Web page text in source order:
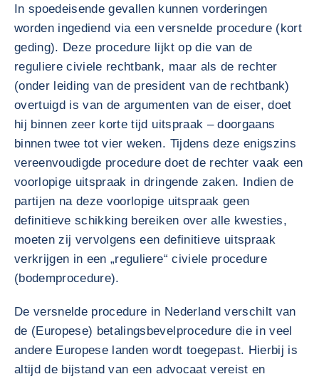
In spoedeisende gevallen kunnen vorderingen
worden ingediend via een versnelde procedure (kort
geding). Deze procedure lijkt op die van de
reguliere civiele rechtbank, maar als de rechter
(onder leiding van de president van de rechtbank)
overtuigd is van de argumenten van de eiser, doet
hij binnen zeer korte tijd uitspraak – doorgaans
binnen twee tot vier weken. Tijdens deze enigszins
vereenvoudigde procedure doet de rechter vaak een
voorlopige uitspraak in dringende zaken. Indien de
partijen na deze voorlopige uitspraak geen
definitieve schikking bereiken over alle kwesties,
moeten zij vervolgens een definitieve uitspraak
verkrijgen in een „reguliere“ civiele procedure
(bodemprocedure).
De versnelde procedure in Nederland verschilt van
de (Europese) betalingsbevelprocedure die in veel
andere Europese landen wordt toegepast. Hierbij is
altijd de bijstand van een advocaat vereist en